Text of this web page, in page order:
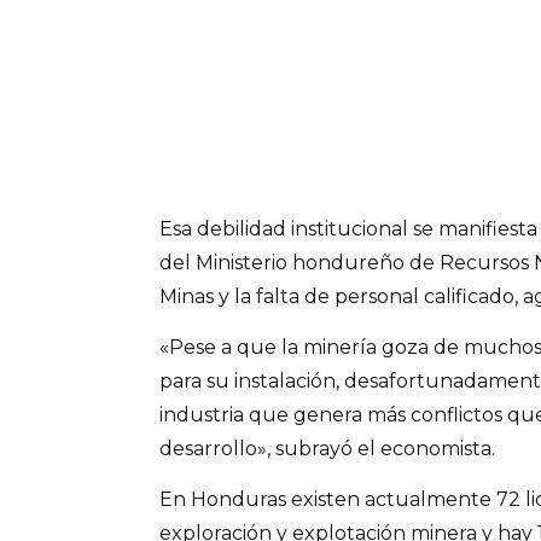
Esa debilidad institucional se
del Ministerio hondureño de Recursos
Minas y la falta de personal calificado,
«Pese a que la minería goza de
para su instalación,
industria que genera más conflictos
desarrollo», subrayó el economista.
En Honduras existen actualmente 72
exploración y explotación minera y hay